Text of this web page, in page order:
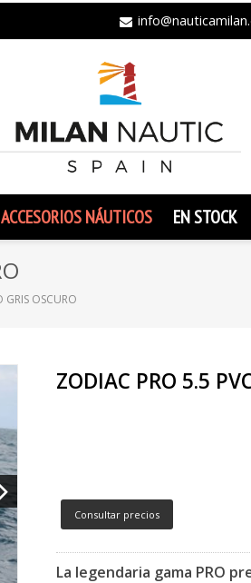
ACCESORIOS NÁUTICOS EN STOCK
GRIS OSCURO
ZODIAC PRO 5.5
Consultar precios
La legendaria gama PRO